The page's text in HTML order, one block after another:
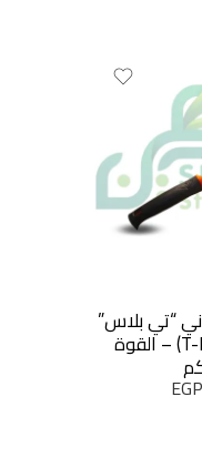
“تي بلاس”
(T-Plus ENBIATS) – القوة
EGP